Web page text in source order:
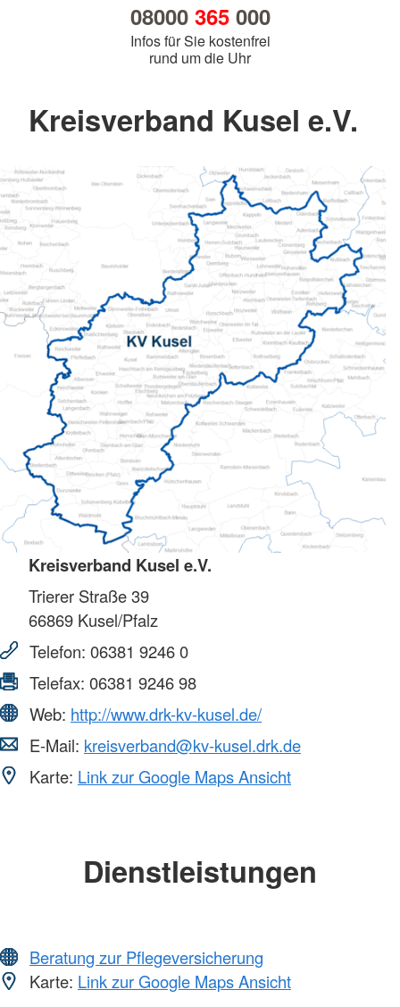
08000 365000
Infos für Sie kostenfrei
rund um die Uhr
Kreisverband Kusel e.V.
Kreisverband Kusel e.V.
Trierer Straße 39
66869 Kusel/Pfalz
Telefon: 06381 9246 0
Telefax: 06381 9246 98
Web: http://www.drk-kv-kusel.de/
E-Mail: kreisverband@kv-kusel.drk.de
Karte: Link zur Google Maps Ansicht
Dienstleistungen
Beratung zur Pflegeversicherung
Karte: Link zur Google Maps Ansicht